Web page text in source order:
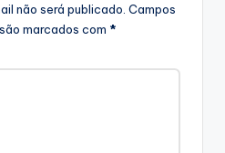
não será publicado. Campos
marcados com *